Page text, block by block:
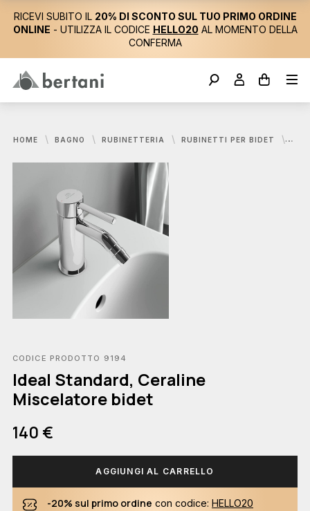
RICEVI SUBITO IL 20% DI SCONTO SUL TUO PRIMO ORDINE
ONLINE - UTILIZZA IL CODICE HELLO20 AL MOMENTO DELLA
CONFERMA
HOME BAGNO RUBINETTERIA RUBINETTI PER BIDET
CODICE PRODOTTO 9194
Ideal Standard, Ceraline
Miscelatore bidet
140 €
AGGIUNGI AL CARRELLO
-20% sul primo ordine con codice: HELLO20